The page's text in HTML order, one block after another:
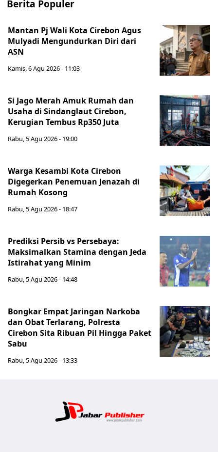
Berita Populer
Mantan Pj Wali Kota Cirebon Agus
Mulyadi Mengundurkan Diri dari
ASN
Kamis, 6 Agu 2026 - 11:03
Si Jago Merah Amuk Rumah dan
Usaha di Sindanglaut Cirebon,
Kerugian Tembus Rp350 Juta
Rabu, 5 Agu 2026 - 19:00
Warga Kesambi Kota Cirebon
Digegerkan Penemuan Jenazah di
Rumah Kosong
Rabu, 5 Agu 2026 - 18:47
Prediksi Persib vs Persebaya:
Maksimalkan Stamina dengan Jeda
Istirahat yang Minim
Rabu, 5 Agu 2026 - 14:48
Bongkar Empat Jaringan Narkoba
dan Obat Terlarang, Polresta
Cirebon Sita Ribuan Pil Hingga Paket
Sabu
Rabu, 5 Agu 2026 - 13:33